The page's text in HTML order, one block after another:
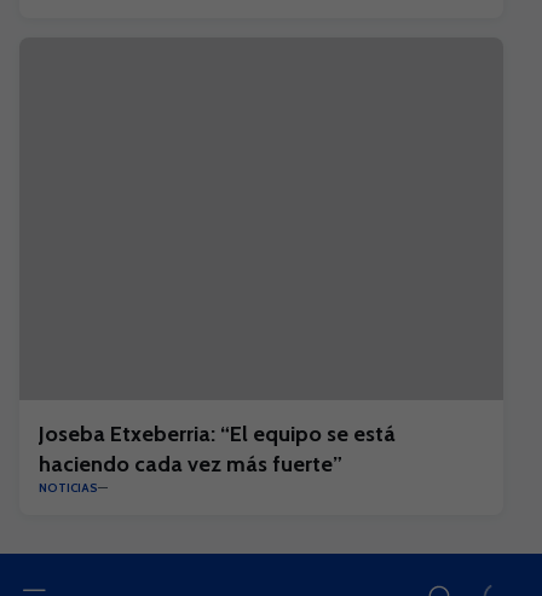
Joseba Etxeberria: “El equipo se está
haciendo cada vez más fuerte”
NOTICIAS